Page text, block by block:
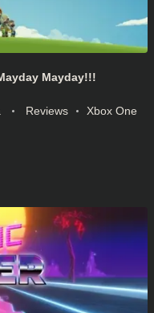
Mayday!!!
Reviews Xbox One